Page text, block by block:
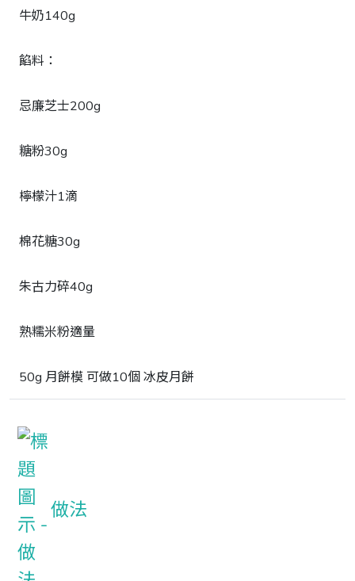
牛奶140g
餡料：
忌廉芝士200g
糖粉30g
檸檬汁1滴
棉花糖30g
朱古力碎40g
熟糯米粉適量
50g 月餅模 可做10個 冰皮月餅
做法